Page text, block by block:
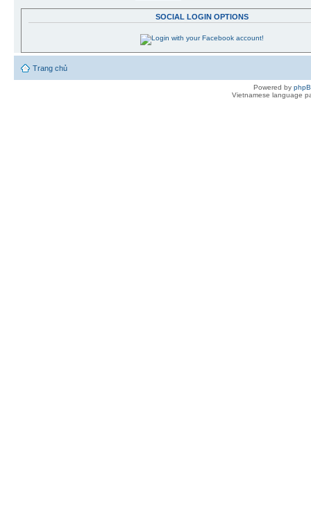
SOCIAL LOGIN OPTIONS
Trang chủ
Powered by
Vietnamese language